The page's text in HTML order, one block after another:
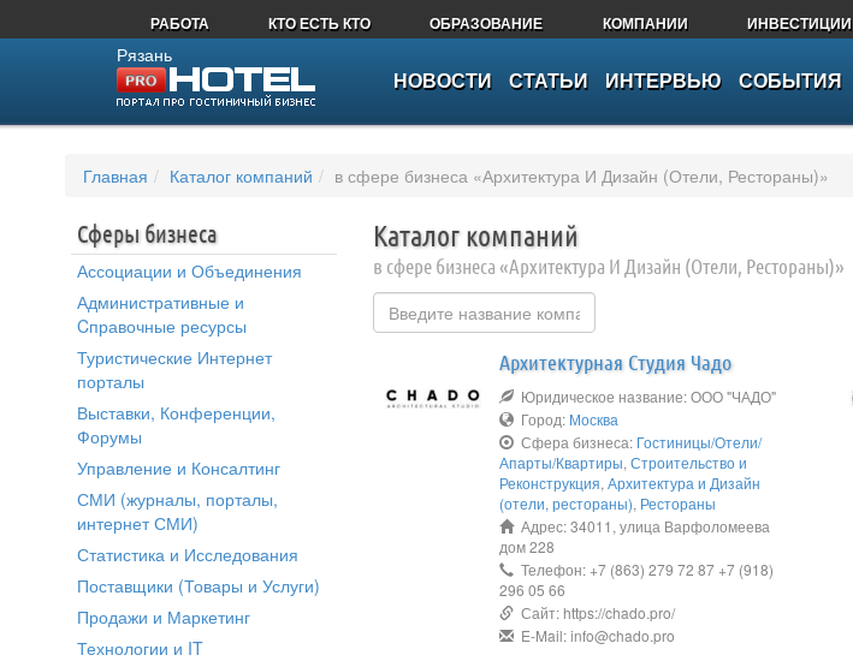
РАБОТА КТО ЕСТЬ КТО ОБРАЗОВАНИЕ КОМПАНИИ ИНВЕСТИЦИИ
Рязань
НОВОСТИ СТАТЬИ ИНТЕРВЬЮ СОБЫТИЯ
Главная Каталог компаний в сфере бизнеса «Архитектура И Дизайн (Отели, Рестораны)»
Сферы бизнеса
Ассоциации и Объединения
Административные и
Cправочные ресурсы
Туристические Интернет
порталы
Выставки, Конференции,
Форумы
Управление и Консалтинг
СМИ (журналы, порталы,
интернет СМИ)
Статистика и Исследования
Поставщики (Товары и Услуги)
Продажи и Маркетинг
Технологии и IT
Каталог компаний
в сфере бизнеса «Архитектура И Дизайн (Отели, Рестораны)»
Архитектурная Студия Чадо
Юридическое название: ООО "ЧАДО"
Город: Москва
Сфера бизнеса: Гостиницы/Отели/
Апарты/Квартиры,Строительство и
Реконструкция,Архитектура и Дизайн
(отели, рестораны), Рестораны
Адрес: 34011, улица Варфоломеева
дом 228
Телефон: +7 (863) 279 72 87 +7 (918)
296 05 66
Сайт: https://chado.pro/
E-Mail: info@chado.pro